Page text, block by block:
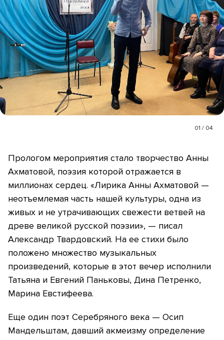
01 / 04
Прологом мероприятия стало творчество Анны
Ахматовой, поэзия которой отражается в
миллионах сердец. «Лирика Анны Ахматовой —
неотъемлемая часть нашей культуры, одна из
живых и не утрачивающих свежести ветвей на
древе великой русской поэзии», — писал
Александр Твардовский. На ее стихи было
положено множество музыкальных
произведений, которые в этот вечер исполнили
Татьяна и Евгений Паньковы, Дина Петренко,
Марина Евстифеева.
Еще один поэт Серебряного века — Осип
Мандельштам, давший акмеизму определение